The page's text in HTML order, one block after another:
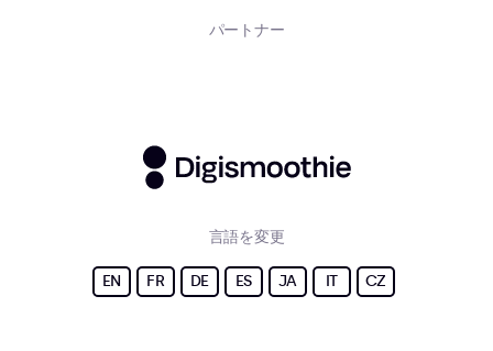
パートナー
言語を変更
EN FR DE ES JA IT CZ